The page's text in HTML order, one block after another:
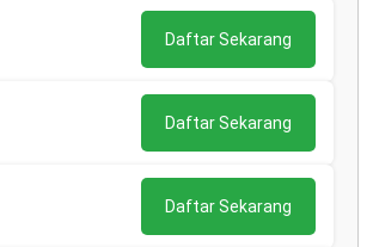
Daftar Sekarang
Daftar Sekarang
Daftar Sekarang